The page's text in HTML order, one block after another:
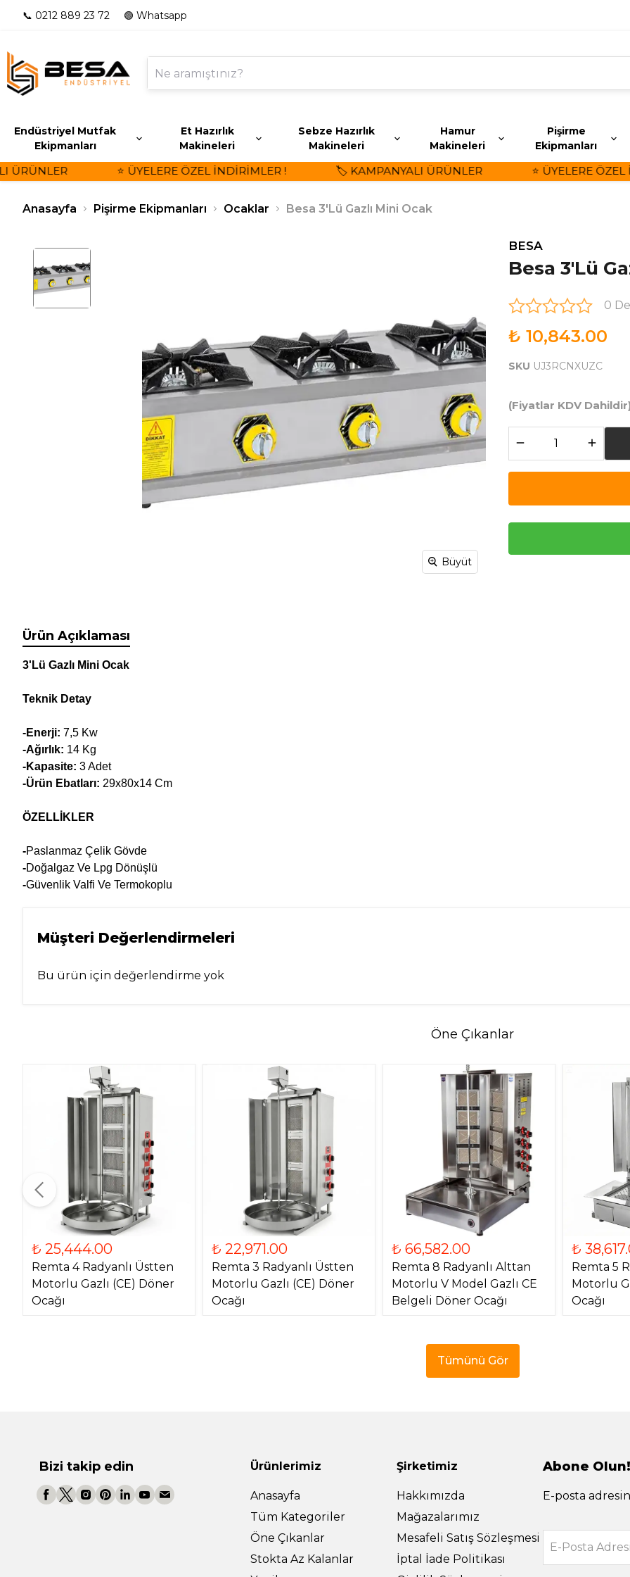
📞 0212 889 23 72 🟢 Whatsapp
Endüstriyel Mutfak
Ekipmanları
Et Hazırlık
Makineleri
Sebze Hazırlık
Makineleri
Hamur
Makineleri
Pişirme
Ekipmanları
⭐ ÜYELERE ÖZEL İNDİRİMLER ! 🏷️ KAMPANYALI ÜRÜNLER ⭐ ÜYELERE ÖZEL
Anasayfa Pişirme Ekipmanları Ocaklar Besa 3'Lü Gazlı Mini Ocak
Büyüt
BESA
Besa 3'Lü
0
₺ 10,843.00
SKU UJ3RCNXUZC
(Fiyatlar KDV
Ürün Açıklaması
3'Lü Gazlı Mini Ocak
Teknik Detay
-Enerji: 7,5 Kw
-Ağırlık: 14 Kg
-Kapasite: 3 Adet
-Ürün Ebatları: 29x80x14 Cm
ÖZELLİKLER
-Paslanmaz Çelik Gövde
-Doğalgaz Ve Lpg Dönüşlü
-Güvenlik Valfi Ve Termokoplu
Müşteri Değerlendirmeleri
Bu ürün için değerlendirme yok
Öne Çıkanlar
₺ 25,444.00
Remta 4 Radyanlı Üstten
Motorlu Gazlı (CE) Döner
Ocağı
₺ 22,971.00
Remta 3 Radyanlı Üstten
Motorlu Gazlı (CE) Döner
Ocağı
₺ 66,582.00
Remta 8 Radyanlı Alttan
Motorlu V Model Gazlı CE
Belgeli Döner Ocağı
₺
Remta 5
Motorlu
Ocağı
Tümünü Gör
Bizi takip edin Ürünlerimiz
Anasayfa
Tüm Kategoriler
Öne Çıkanlar
Stokta Az Kalanlar
Şirketimiz
Hakkımızda
Mağazalarımız
Mesafeli Satış Sözleşmesi
İptal İade Politikası
Abone Olun!
E-posta
E-Posta Adresi